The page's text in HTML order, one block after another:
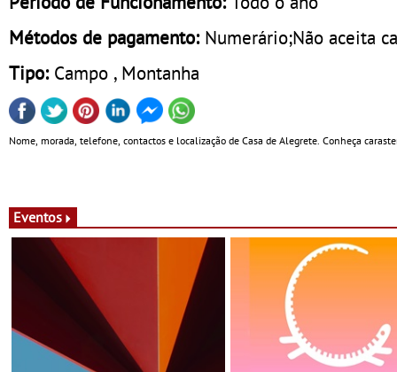
Métodos de pagamento: Numerário;Não aceita
Tipo: Campo , Montanha
Nome, morada, telefone, contactos e localização de Casa de Alegrete. Conheça
Eventos